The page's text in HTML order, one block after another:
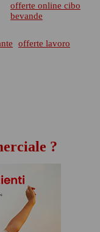
offerte online cibo
bevande
offerte lavoro
?